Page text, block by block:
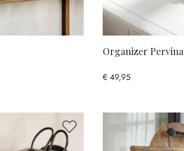
Organizer Pervina
€ 49,95